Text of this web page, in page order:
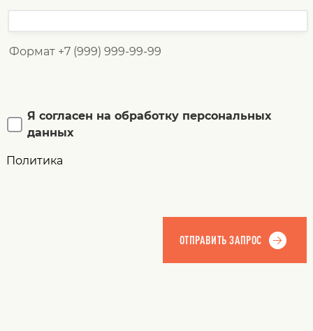
Формат +7 (999) 999-99-99
Я согласен на обработку персональных
данных
Политика